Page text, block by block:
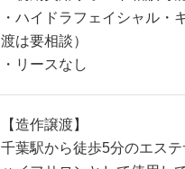
・ハイドラフェイシャル
渡は要相談）
・リースなし
【造作譲渡】
千葉駅から徒歩5分のエステ